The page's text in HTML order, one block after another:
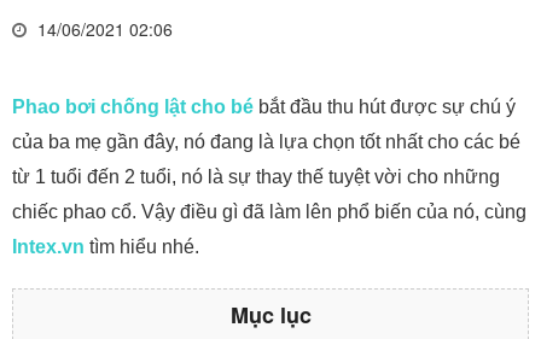
14/06/2021 02:06
Phao bơi chống lật cho bé bắt đầu thu hút được sự chú ý
của ba mẹ gần đây, nó đang là lựa chọn tốt nhất cho các bé
từ 1 tuổi đến 2 tuổi, nó là sự thay thế tuyệt vời cho những
chiếc phao cổ. Vậy điều gì đã làm lên phổ biến của nó, cùng
Intex.vn tìm hiểu nhé.
Mục lục